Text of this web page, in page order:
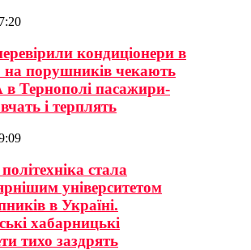
кондиціонери в
на порушників чекають
Тернополі пасажири-
і терплять
стала
університетом
в Україні.
хабарницькі
тихо заздрять